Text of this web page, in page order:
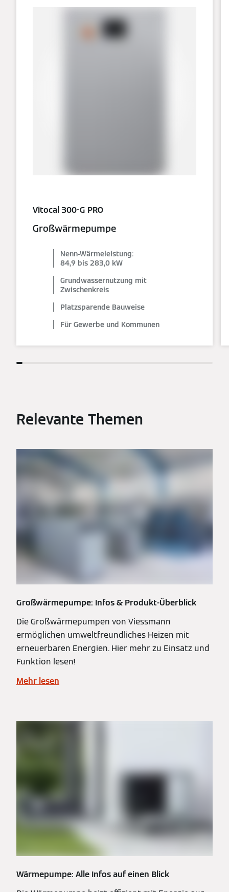
Vitocal 300-G PRO
Großwärmepumpe
Nenn-Wärmeleistung:
84,9 bis 283,0 kW
Grundwassernutzung mit
Zwischenkreis
Platzsparende Bauweise
Für Gewerbe und Kommunen
Relevante Themen
Großwärmepumpe: Infos & Produkt-Überblick
Die Großwärmepumpen von Viessmann
ermöglichen umweltfreundliches Heizen mit
erneuerbaren Energien. Hier mehr zu Einsatz und
Funktion lesen!
Mehr lesen
Wärmepumpe: Alle Infos auf einen Blick